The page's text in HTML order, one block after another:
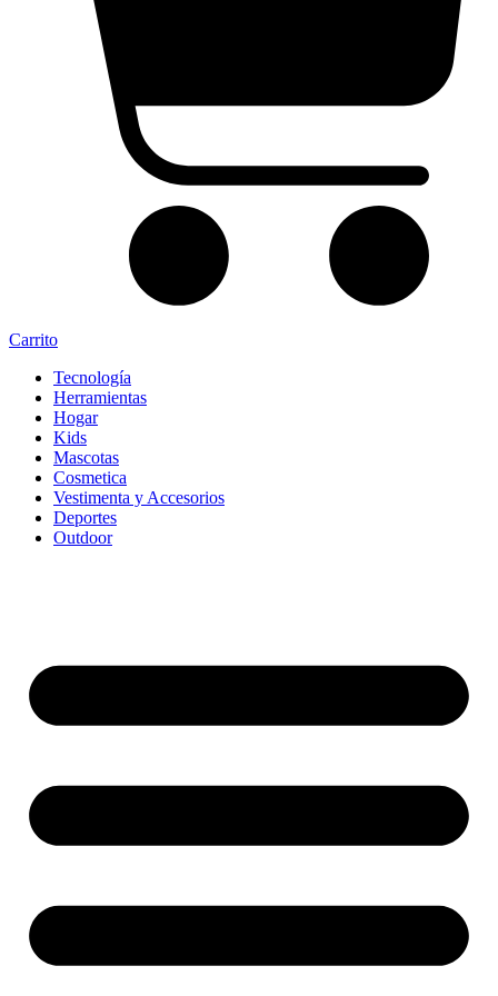
Carrito
Tecnología
Herramientas
Hogar
Kids
Mascotas
Cosmetica
Vestimenta y Accesorios
Deportes
Outdoor